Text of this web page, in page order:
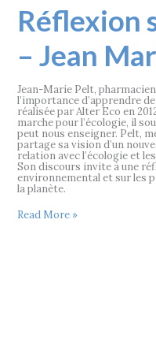
Réflexion
– Jean
Jean-Marie Pelt,
l’importance d’apprendre
réalisée par Alter Eco en
marche pour l’écologie, il
peut nous enseigner. Pelt,
partage sa vision d’un
relation avec l’écologie et
Son discours invite à une
environnemental et sur les
la planète.
Réflexion
sur
l’écologie
Marie
Read More »